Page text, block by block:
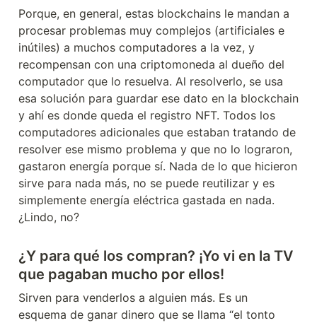
Porque, en general, estas blockchains le mandan a
procesar problemas muy complejos (artificiales e
inútiles) a muchos computadores a la vez, y
recompensan con una criptomoneda al dueño del
computador que lo resuelva. Al resolverlo, se usa
esa solución para guardar ese dato en la blockchain
y ahí es donde queda el registro NFT. Todos los
computadores adicionales que estaban tratando de
resolver ese mismo problema y que no lo lograron,
gastaron energía porque sí. Nada de lo que hicieron
sirve para nada más, no se puede reutilizar y es
simplemente energía eléctrica gastada en nada.
¿Lindo, no?
¿Y para qué los compran? ¡Yo vi en la TV
que pagaban mucho por ellos!
Sirven para venderlos a alguien más. Es un
esquema de ganar dinero que se llama “el tonto